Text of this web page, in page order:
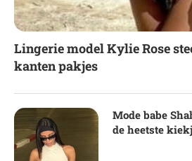
Lingerie model Kylie Rose
kanten pakjes
Mode babe
de heetste